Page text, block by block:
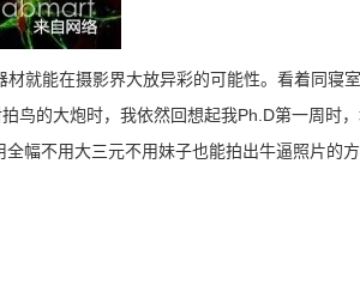
就能在摄影界大放异彩的可能性。看着同寝
鸟的大炮时，我依然回想起我Ph.D第一周时
幅不用大三元不用妹子也能拍出牛逼照片的